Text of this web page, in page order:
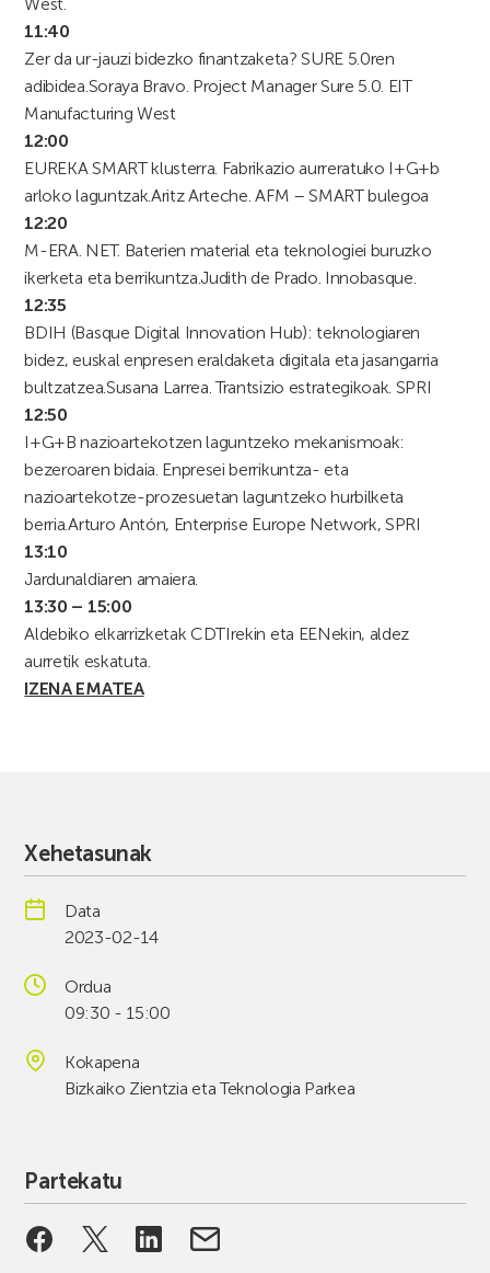
11:40
Zer da ur-jauzi bidezko finantzaketa? SURE 5.0ren
adibidea. Soraya Bravo. Project Manager Sure 5.0. EIT
Manufacturing West
12:00
EUREKA SMART klusterra. Fabrikazio aurreratuko I+G+b
arloko laguntzak.Aritz Arteche. AFM – SMART bulegoa
12:20
M-ERA. NET. Baterien material eta teknologiei buruzko
ikerketa eta berrikuntza. Judith de Prado. Innobasque.
12:35
BDIH (Basque Digital Innovation Hub): teknologiaren
bidez, euskal enpresen eraldaketa digitala eta jasangarria
bultzatzea.Susana Larrea. Trantsizio estrategikoak. SPRI
12:50
I+G+B nazioartekotzen laguntzeko mekanismoak:
bezeroaren bidaia. Enpresei berrikuntza- eta
nazioartekotze-prozesuetan laguntzeko hurbilketa
berria.Arturo Antón, Enterprise Europe Network, SPRI
13:10
Jardunaldiaren amaiera.
13:30 – 15:00
Aldebiko elkarrizketak CDTIrekin eta EENekin, aldez
aurretik eskatuta.
IZENA EMATEA
Xehetasunak
Data
2023-02-14
Ordua
09:30 - 15:00
Kokapena
Bizkaiko Zientzia eta Teknologia Parkea
Partekatu